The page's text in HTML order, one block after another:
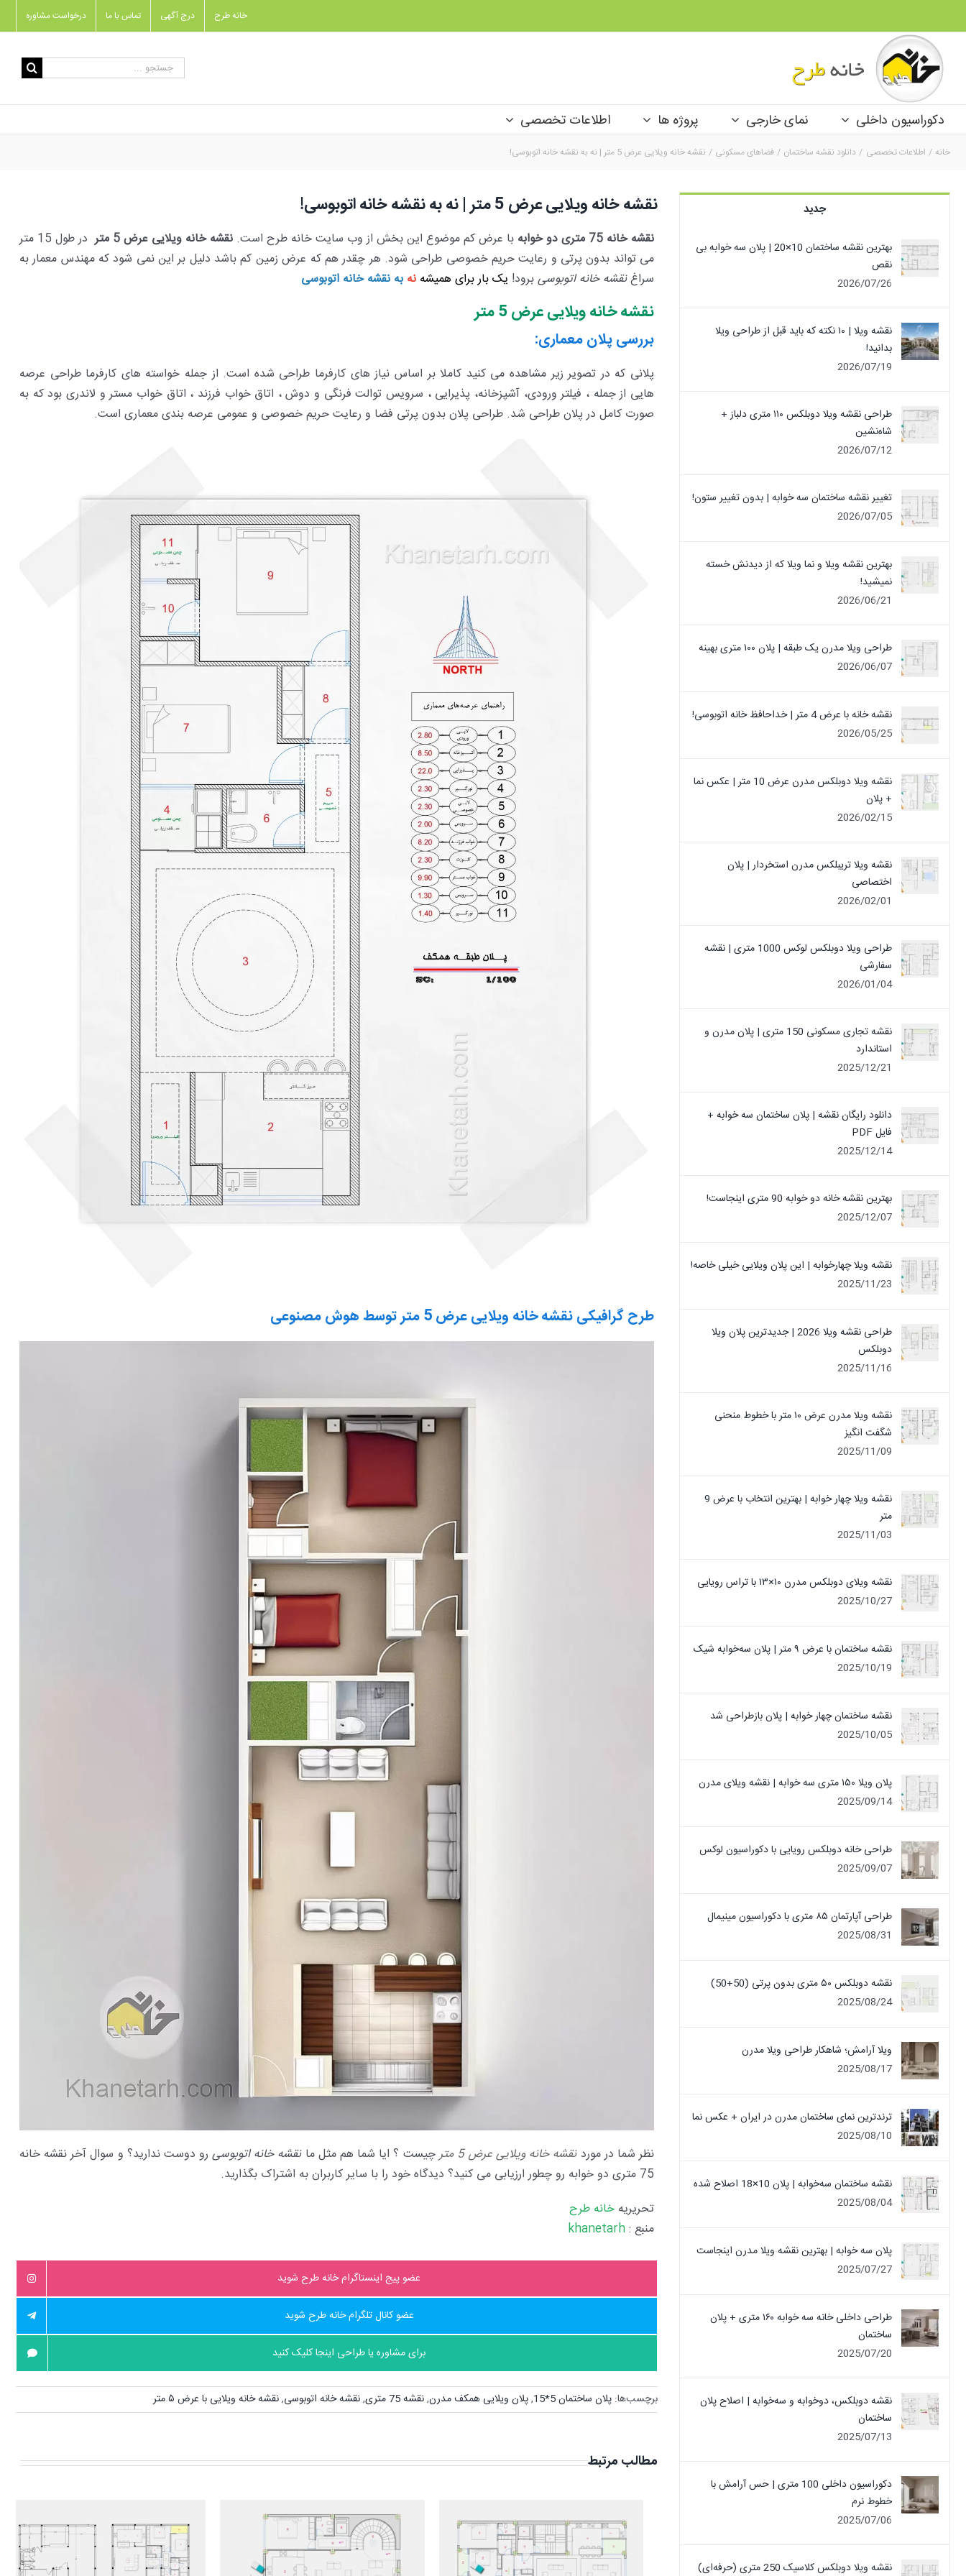
to
content
خانه طرح درج آگهی تماس با ما درخواست مشاوره
جستجو
دکوراسیون داخلی نمای خارجی پروژه ها اطلاعات تخصصی
خانه اطلاعات تخصصی دانلود نقشه ساختمان فضاهای مسکونی نقشه خانه ویلایی عرض 5 متر | نه به نقشه خانه اتوبوسی!
نقشه خانه ویلایی عرض 5 متر | نه به نقشه خانه اتوبوسی!
نقشه خانه 75 متری دو خوابه با عرض کم موضوع این بخش از وب سایت خانه طرح است. نقشه خانه ویلایی عرض 5 متر
در طول 15 متر
می تواند بدون پرتی و رعایت حریم خصوصی طراحی شود. هر چقدر هم که عرض زمین کم باشد دلیل بر این نمی شود که مهندس معمار به
سراغنقشه خانه اتوبوسیبرود! یک بار برای همیشه نه به نقشه خانه اتوبوسی
نقشه خانه ویلایی عرض 5 متر
بررسی پلان معماری:
پلانی که در تصویر زیر مشاهده می کنید کاملا بر اساس نیاز های کارفرما طراحی شده است. از جمله خواسته های کارفرما طراحی عرصه
هایی از جمله ، فیلتر ورودی، آشپزخانه، پذیرایی ، سرویس توالت فرنگی و دوش ، اتاق خواب فرزند ، اتاق خواب مستر و لاندری بود که به
صورت کامل در پلان طراحی شد. طراحی پلان بدون پرتی فضا و رعایت حریم خصوصی و عمومی عرصه بندی معماری است.
طرح گرافیکی نقشه خانه ویلایی عرض 5 متر توسط هوش مصنوعی
نظر شما در موردنقشه خانه ویلایی عرض 5 متر چیست ؟ ایا شما هم مثل مانقشه خانه اتوبوسیرو دوست ندارید؟ و سوال آخر نقشه خانه
75 متری دو خوابه رو چطور ارزیابی می کنید؟ دیدگاه خود را با سایر کاربران به اشتراک بگذارید.
تحریریه خانه طرح
منبع :
عضو پیج اینستاگرام خانه طرح شوید
عضو کانال تلگرام خانه طرح شوید
برای مشاوره یا طراحی اینجا کلیک کنید
برچسب‌ها: پلان ساختمان 5*15 ,پلان ویلایی همکف مدرن,نقشه 75 متری ,نقشه خانه اتوبوسی,نقشه خانه ویلایی با عرض ۵ متر
مطالب مرتبط
بهترین نقشه ساختمان 10×20 | پلان
طراحی نقشه ویلا دوبلکس ۱۱۰ متری
جدید
بهترین نقشه ساختمان 10×20 | پلان سه خوابه بی
نقص
2026/07/26
نقشه ویلا | ۱۰ نکته که باید قبل از طراحی ویلا
بدانید!
2026/07/19
طراحی نقشه ویلا دوبلکس ۱۱۰ متری دلباز +
شاه‌نشین
2026/07/12
تغییر نقشه ساختمان سه خوابه | بدون تغییر ستون!
2026/07/05
بهترین نقشه ویلا و نما ویلا که از دیدنش خسته
نمیشید!
2026/06/21
طراحی ویلا مدرن یک‌ طبقه | پلان ۱۰۰ متری بهینه
2026/06/07
نقشه خانه با عرض 4 متر | خداحافظ خانه‌ اتوبوسی!
2026/05/25
نقشه ویلا دوبلکس مدرن عرض 10 متر | عکس نما
+ پلان
2026/02/15
نقشه ویلا تریبلکس مدرن استخردار | پلان
اختصاصی
2026/02/01
طراحی ویلا دوبلکس لوکس 1000 متری | نقشه
سفارشی
2026/01/04
نقشه تجاری مسکونی 150 متری | پلان مدرن و
استاندارد
2025/12/21
دانلود رایگان نقشه | پلان ساختمان سه خوابه +
فایل PDF
2025/12/14
بهترین نقشه خانه دو خوابه 90 متری اینجاست!
2025/12/07
نقشه ویلا چهارخوابه | این پلان ویلایی خیلی خاصه!
2025/11/23
طراحی نقشه ویلا 2026 | جدیدترین پلان ویلا
دوبلکس
2025/11/16
نقشه ویلا مدرن عرض ۱۰ متر با خطوط منحنی
شگفت انگیز
2025/11/09
نقشه ویلا چهار خوابه | بهترین انتخاب با عرض 9
متر
2025/11/03
نقشه ویلای دوبلکس مدرن ۱۰×۱۳ با تراس رویایی
2025/10/27
نقشه ساختمان با عرض ۹ متر | پلان سه‌خوابه شیک
2025/10/19
نقشه ساختمان چهار خوابه | پلان بازطراحی شد
2025/10/05
پلان ویلا ۱۵۰ متری سه خوابه | نقشه ویلای مدرن
2025/09/14
طراحی خانه دوبلکس رویایی با دکوراسیون لوکس
2025/09/07
طراحی آپارتمان ۸۵ متری با دکوراسیون مینیمال
2025/08/31
نقشه دوبلکس ۵۰ متری بدون پرتی (50+50)
2025/08/24
ویلا آرامش؛ شاهکار طراحی ویلا مدرن
2025/08/17
ترندترین نمای ساختمان مدرن در ایران + عکس نما
2025/08/10
نقشه ساختمان سه‌خوابه | پلان 10×18 اصلاح شده
2025/08/04
پلان سه خوابه | بهترین نقشه ویلا مدرن اینجاست
2025/07/27
طراحی داخلی خانه سه خوابه ۱۶۰ متری + پلان
ساختمان
2025/07/20
نقشه دوبلکس، دوخوابه و سه‌خوابه | اصلاح پلان
ساختمان
2025/07/13
دکوراسیون داخلی 100 متری | حس آرامش با
خطوط نرم
2025/07/06
نقشه ویلا دوبلکس کلاسیک 250 متری (حرفه‌ای)